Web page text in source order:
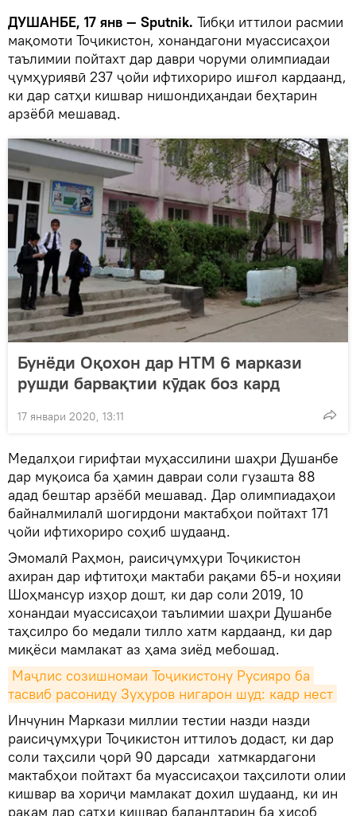
ДУШАНБЕ, 17 янв — Sputnik. Тибқи иттилои расмии
мақомоти Тоҷикистон, хонандагони муассисаҳои
таълимии пойтахт дар даври чоруми олимпиадаи
ҷумҳуриявӣ 237 ҷойи ифтихориро ишғол кардаанд,
ки дар сатҳи кишвар нишондиҳандаи беҳтарин
арзёбӣ мешавад.
Бунёди Оқохон дар НТМ 6 маркази
рушди барвақтии кӯдак боз кард
17 январи 2020, 13:11
Медалҳои гирифтаи муҳассилини шаҳри Душанбе
дар муқоиса ба ҳамин давраи соли гузашта 88
адад бештар арзёбӣ мешавад. Дар олимпиадаҳои
байналмилалӣ шогирдони мактабҳои пойтахт 171
ҷойи ифтихориро соҳиб шудаанд.
Эмомалӣ Раҳмон, раисиҷумҳури Тоҷикистон
ахиран дар ифтитоҳи мактаби рақами 65-и ноҳияи
Шоҳмансур изҳор дошт, ки дар соли 2019, 10
хонандаи муассисаҳои таълимии шаҳри Душанбе
таҳсилро бо медали тилло хатм кардаанд, ки дар
миқёси мамлакат аз ҳама зиёд мебошад.
Маҷлис созишномаи Тоҷикистону Русияро ба
тасвиб расониду Зуҳуров нигарон шуд: кадр нест
Инчунин Маркази миллии тестии назди назди
раисиҷумҳури Тоҷикистон иттилоъ додаст, ки дар
соли таҳсили ҷорӣ 90 дарсади хатмкардагони
мактабҳои пойтахт ба муассисаҳои таҳсилоти олии
кишвар ва хориҷи мамлакат дохил шудаанд, ки ин
рақам дар сатҳи кишвар баландтарин ба ҳисоб